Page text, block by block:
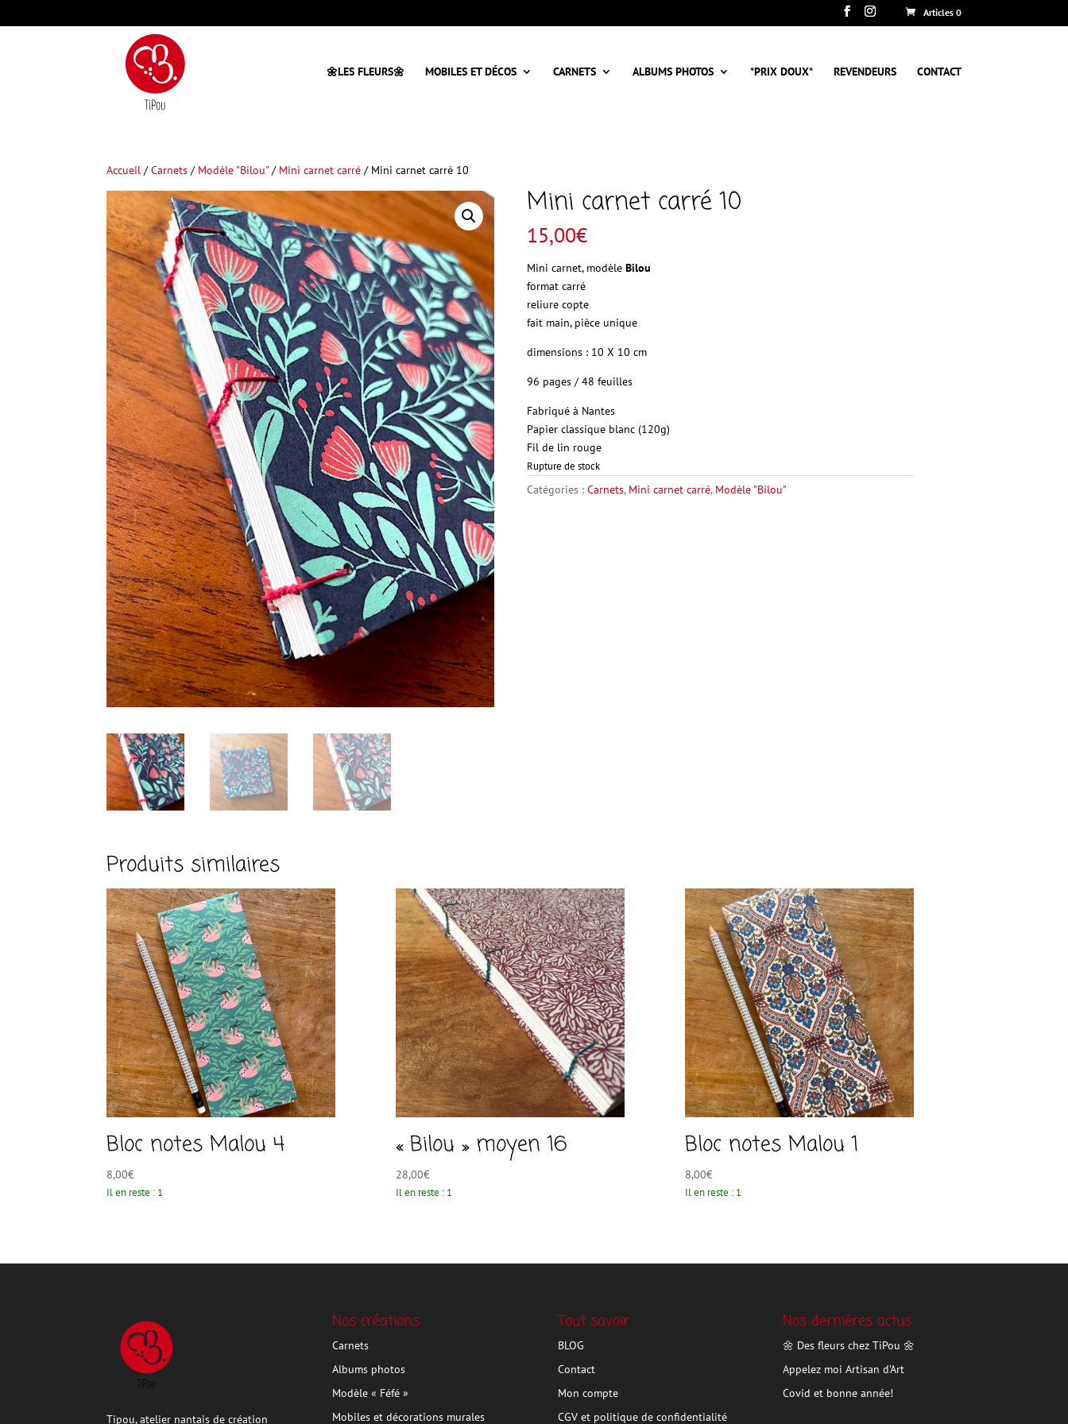
Articles 0
🌼LES FLEURS🌼 MOBILES ET DÉCOS CARNETS ALBUMS PHOTOS *PRIX DOUX* REVENDEURS CONTACT
Accueil /Carnets / Modèle "Bilou" / Mini carnet carré / Mini carnet carré 10
Mini carnet carré 10
15,00€
Mini carnet, modèle Bilou
format carré
reliure copte
fait main, pièce unique
dimensions : 10 X 10 cm
96 pages / 48 feuilles
Fabriqué à Nantes
Papierclassique blanc (120g)
Filde lin rouge
Rupture de stock
Catégories : Carnets, Mini carnet carré, Modèle "Bilou"
Produits similaires
Bloc notes Malou 4
8,00€
Il en reste : 1
« Bilou » moyen 16
28,00€
Il en reste : 1
Bloc notes Malou 1
8,00€
Il en reste : 1
Tipou, atelier nantais de création
Nos créations
Carnets
Albums photos
Modèle « Féfé »
Mobiles et décorations murales
Tout savoir
BLOG
Contact
Mon compte
CGV et politique de confidentialité
Nos dernières actus
🌼 Des fleurs chez TiPou 🌼
Appelez moi Artisan d’Art
Covid et bonne année!